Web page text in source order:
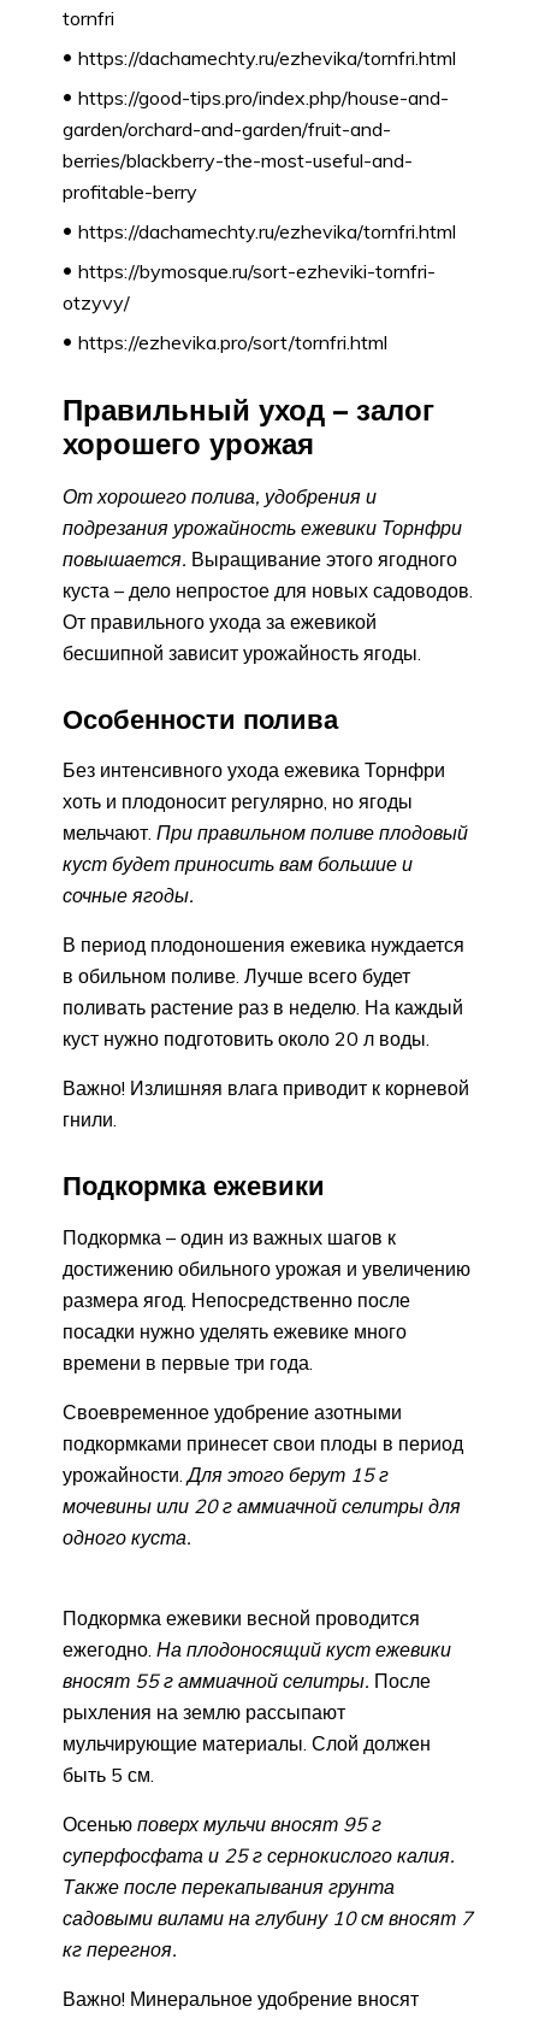
tornfri
https://dachamechty.ru/ezhevika/tornfri.html
https://good-tips.pro/index.php/house-and-
garden/orchard-and-garden/fruit-and-
berries/blackberry-the-most-useful-and-
profitable-berry
https://dachamechty.ru/ezhevika/tornfri.html
https://bymosque.ru/sort-ezheviki-tornfri-
otzyvy/
https://ezhevika.pro/sort/tornfri.html
Правильный уход – залог
хорошего урожая
От хорошего полива, удобрения и
подрезания урожайность ежевики Торнфри
повышается. Выращивание этого ягодного
куста – дело непростое для новых садоводов.
От правильного ухода за ежевикой
бесшипной зависит урожайность ягоды.
Особенности полива
Без интенсивного ухода ежевика Торнфри
хоть и плодоносит регулярно, но ягоды
мельчают. При правильном поливе плодовый
куст будет приносить вам большие и
сочные ягоды.
В период плодоношения ежевика нуждается
в обильном поливе. Лучше всего будет
поливать растение раз в неделю. На каждый
куст нужно подготовить около 20 л воды.
Важно! Излишняя влага приводит к корневой
гнили.
Подкормка ежевики
Подкормка – один из важных шагов к
достижению обильного урожая и увеличению
размера ягод. Непосредственно после
посадки нужно уделять ежевике много
времени в первые три года.
Своевременное удобрение азотными
подкормками принесет свои плоды в период
урожайности. Для этого берут 15 г
мочевины или 20 г аммиачной селитры для
одного куста.
Подкормка ежевики весной проводится
ежегодно. На плодоносящий куст ежевики
вносят 55 г аммиачной селитры. После
рыхления на землю рассыпают
мульчирующие материалы. Слой должен
быть 5 см.
Осенью поверх мульчи вносят 95 г
суперфосфата и 25 г сернокислого калия.
Также после перекапывания грунта
садовыми вилами на глубину 10 см вносят 7
кг перегноя.
Важно! Минеральное удобрение вносят